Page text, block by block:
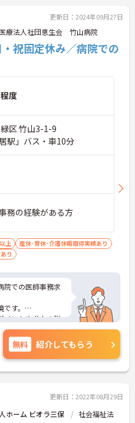
更新日：2024年09月27日
療法人社団恵生会 竹山病院
・祝固定休み／病院での
度
区 竹山3-1-9
駅」バス・車10分
務の経験がある方
上
産休･育休･介護休暇取得実績あり
り
院での医師事務求
す。
イントや求人の詳
軽にお問い合わせ
無料 紹介してもらう
更新日：2022年08月29日
ホーム ビオラ三保
社会福祉法